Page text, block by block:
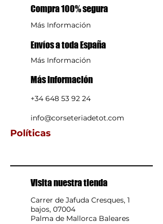
Compra 100% segura
Más Información
Envíos a toda España
Más Información
Más Información
+34 648 53 92 24
info@corseteriadetot.com
Políticas
Visita nuestra tienda
Carrer de Jafuda Cresques, 1
bajos, 07004
Palma de Mallorca Baleares